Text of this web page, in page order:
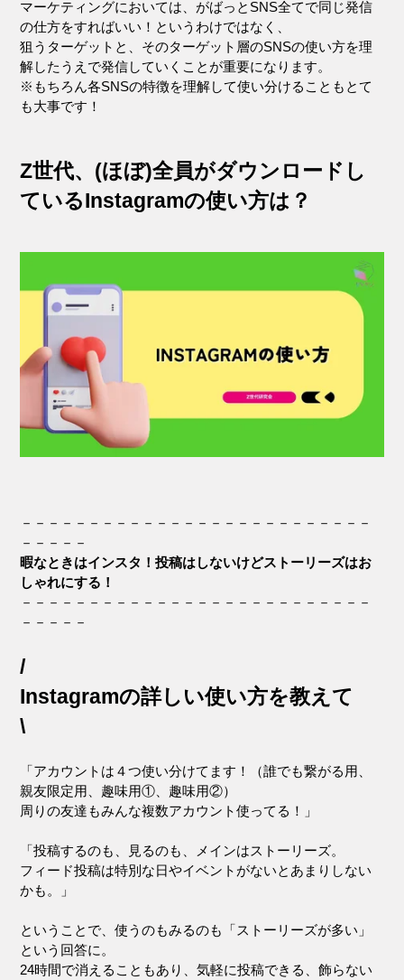
マーケティングにおいては、がばっとSNS全てで同じ発信
の仕方をすればいい！というわけではなく、
狙うターゲットと、そのターゲット層のSNSの使い方を理
解したうえで発信していくことが重要になります。
※もちろん各SNSの特徴を理解して使い分けることもとて
も大事です！
Z世代、(ほぼ)全員がダウンロードし
ているInstagramの使い方は？
－－－－－－－－－－－－－－－－－－－－－－－－－－
－－－－－
暇なときはインスタ！投稿はしないけどストーリーズはお
しゃれにする！
－－－－－－－－－－－－－－－－－－－－－－－－－－
－－－－－
/
Instagramの詳しい使い方を教えて
\
「アカウントは４つ使い分けてます！（誰でも繋がる用、
親友限定用、趣味用①、趣味用②）
周りの友達もみんな複数アカウント使ってる！」
「投稿するのも、見るのも、メインはストーリーズ。
フィード投稿は特別な日やイベントがないとあまりしない
かも。」
ということで、使うのもみるのも「ストーリーズが多い」
という回答に。
24時間で消えることもあり、気軽に投稿できる、飾らない